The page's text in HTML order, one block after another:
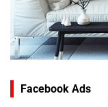
Facebook Ads